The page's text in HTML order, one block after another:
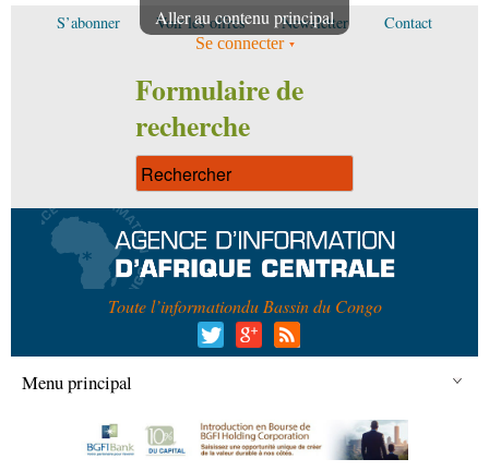
Aller au contenu principal
S’abonner Voir les offres Newsletter Contact
Se connecter
Formulaire de
recherche
Toute l’informationdu Bassin du Congo
Menu principal